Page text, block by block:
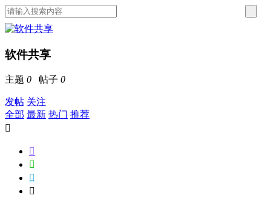
软件共享
主题 0 帖子 0
发帖 关注
全部 最新 热门 推荐




